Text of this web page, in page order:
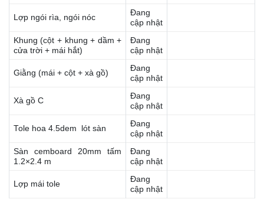
Lợp ngói rìa, ngói nóc
Đang
cập nhật
Khung (cột + khung + dầm +
cửa trời + mái hắt)
Đang
cập nhật
Giằng (mái + cột + xà gồ)
Đang
cập nhật
Xà gồ C
Đang
cập nhật
Tole hoa 4.5dem lót sàn
Đang
cập nhật
Sàn cemboard 20mm tấm
1.2×2.4 m
Đang
cập nhật
Lợp mái tole
Đang
cập nhật